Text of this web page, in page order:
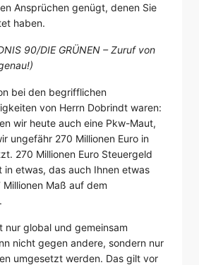
Ansprüchen genügt, denen Sie
haben.
90/DIE GRÜNEN – Zuruf von
bei den begrifflichen
von Herrn Dobrindt waren:
wir heute auch eine Pkw-Maut,
ungefähr 270 Millionen Euro in
270 Millionen Euro Steuergeld
in etwas, das auch Ihnen etwas
Maß auf dem
nur global und gemeinsam
nicht gegen andere, sondern nur
umgesetzt werden. Das gilt vor